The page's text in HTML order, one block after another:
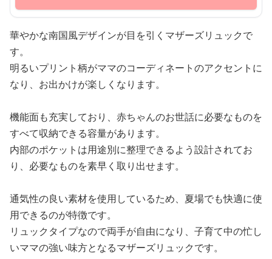
華やかな南国風デザインが目を引くマザーズリュックで
す。
明るいプリント柄がママのコーディネートのアクセントに
なり、お出かけが楽しくなります。
機能面も充実しており、赤ちゃんのお世話に必要なものを
すべて収納できる容量があります。
内部のポケットは用途別に整理できるよう設計されてお
り、必要なものを素早く取り出せます。
通気性の良い素材を使用しているため、夏場でも快適に使
用できるのが特徴です。
リュックタイプなので両手が自由になり、子育て中の忙し
いママの強い味方となるマザーズリュックです。